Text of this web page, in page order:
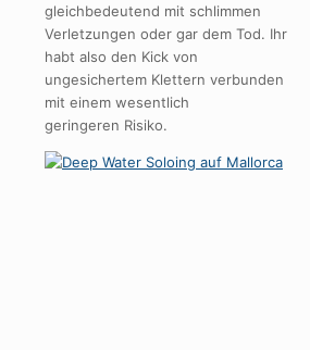
gleichbedeutend mit schlimmen
Verletzungen oder gar dem Tod. Ihr
habt also den Kick von
ungesichertem Klettern verbunden
mit einem wesentlich
geringeren Risiko.